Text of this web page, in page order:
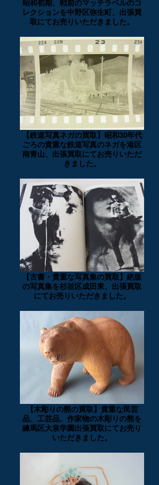
昭和初期、戦前のマッチラベルのコ
レクションを中野区弥生町、出張買
取にてお売りいただきました。
【鉄道写真ネガの買取】昭和30年代
ごろの貴重な鉄道写真のネガを港区
南青山、出張買取にてお売りいただ
きました。
【古書・貴重な写真集の買取】絶版
の写真集を杉並区成田東、出張買取
にてお売りいただきました。
【木彫りの熊の買取】貴重な民芸
品、工芸品、作家物の木彫りの熊を
練馬区大泉学園出張買取にてお売り
いただきました。